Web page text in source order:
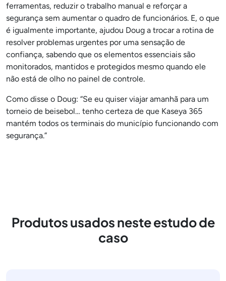
ferramentas, reduzir o trabalho manual e reforçar a
segurança sem aumentar o quadro de funcionários. E, o que
é igualmente importante, ajudou Doug a trocar a rotina de
resolver problemas urgentes por uma sensação de
confiança, sabendo que os elementos essenciais são
monitorados, mantidos e protegidos mesmo quando ele
não está de olho no painel de controle.
Como disse o Doug: “Se eu quiser viajar amanhã para um
torneio de beisebol… tenho certeza de que Kaseya 365
mantém todos os terminais do município funcionando com
segurança.”
Produtos usados neste estudo de
caso